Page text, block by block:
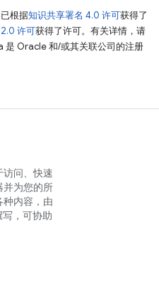
根据知识共享署名 4.0 许可获得了
许可获得了许可。有关详情，请
是 Oracle 和/或其关联公司的注册
问、快速
并为您的所
内容，由
，可协助